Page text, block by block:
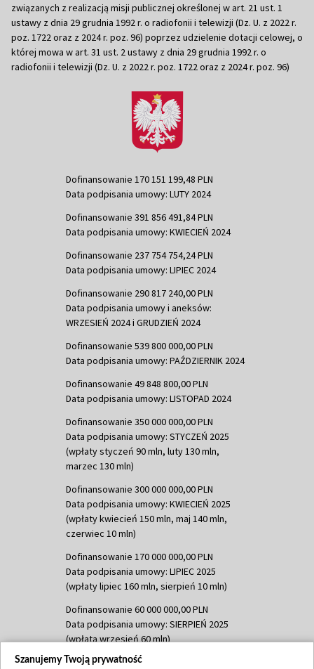
związanych z realizacją misji publicznej określonej w art. 21 ust. 1
ustawy z dnia 29 grudnia 1992 r. o radiofonii i telewizji (Dz. U. z 2022 r.
poz. 1722 oraz z 2024 r. poz. 96) poprzez udzielenie dotacji celowej, o
której mowa w art. 31 ust. 2 ustawy z dnia 29 grudnia 1992 r. o
radiofonii i telewizji (Dz. U. z 2022 r. poz. 1722 oraz z 2024 r. poz. 96)
Dofinansowanie 170 151 199,48 PLN
Data podpisania umowy: LUTY 2024
Dofinansowanie 391 856 491,84 PLN
Data podpisania umowy: KWIECIEŃ 2024
Dofinansowanie 237 754 754,24 PLN
Data podpisania umowy: LIPIEC 2024
Dofinansowanie 290 817 240,00 PLN
Data podpisania umowy i aneksów:
WRZESIEŃ 2024 i GRUDZIEŃ 2024
Dofinansowanie 539 800 000,00 PLN
Data podpisania umowy: PAŹDZIERNIK 2024
Dofinansowanie 49 848 800,00 PLN
Data podpisania umowy: LISTOPAD 2024
Dofinansowanie 350 000 000,00 PLN
Data podpisania umowy: STYCZEŃ 2025
(wpłaty styczeń 90 mln, luty 130 mln,
marzec 130 mln)
Dofinansowanie 300 000 000,00 PLN
Data podpisania umowy: KWIECIEŃ 2025
(wpłaty kwiecień 150 mln, maj 140 mln,
czerwiec 10 mln)
Dofinansowanie 170 000 000,00 PLN
Data podpisania umowy: LIPIEC 2025
(wpłaty lipiec 160 mln, sierpień 10 mln)
Dofinansowanie 60 000 000,00 PLN
Data podpisania umowy: SIERPIEŃ 2025
(wpłata wrzesień 60 mln)
Dofinansowanie 635 783 051,21 PLN
Szanujemy Twoją prywatność